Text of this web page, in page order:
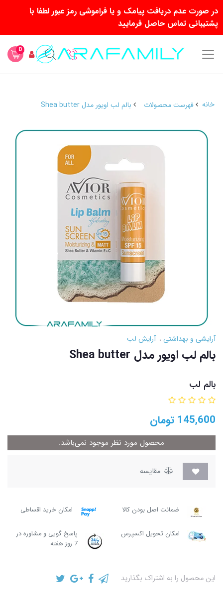
در صورت عدم دریافت پیامک و یا فراموشی رمز عبور لطفا با
پشتیبانی تماس حاصل فرمایید
0
خانه فهرست محصولات بالم لب اویور مدل Shea butter
آرایشی و بهداشتی آرایش لب
بالم لب اویور مدل Shea butter
بالم لب
145,600 تومان
محصول مورد نظر موجود نمی‌باشد.
مقایسه
ضمانت اصل بودن کالا امکان خرید اقساطی
امکان تحویل اکسپرس
پاسخ گویی و مشاوره در
7 روز هفته
این محصول را به اشتراک بگذارید